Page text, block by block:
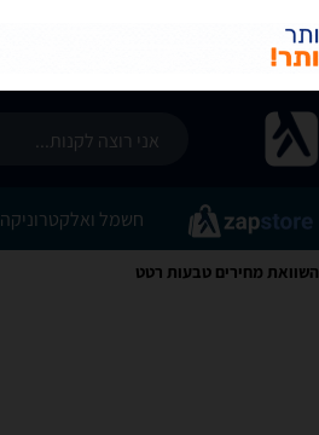
חשמל ואלקטרוניקה
השוואת מחירים טבעות רטט